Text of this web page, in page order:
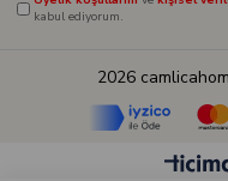
kabul ediyorum.
2026